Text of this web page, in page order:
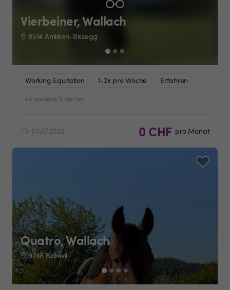
Vierbeiner, Wallach
8514 Amlikon-Bissegg
Working Equitation 1-2x pro Woche
Erfahren
+4 weitere Kriterien
03.07.2026 0 CHF pro Monat
Quatro, Wallach
9248 Bichwil